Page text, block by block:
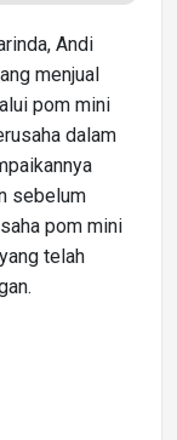
Andi
menjual
pom mini
dalam
sebelum
pom mini
telah